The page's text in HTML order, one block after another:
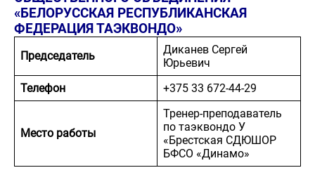
«БЕЛОРУССКАЯ РЕСПУБЛИКАНСКАЯ
ФЕДЕРАЦИЯ ТАЭКВОНДО»
Председатель
Диканев Сергей
Юрьевич
Телефон
+375 33 672-44-29
Место работы
Тренер-преподаватель
по таэквондо У
«Брестская СДЮШОР
БФСО «Динамо»